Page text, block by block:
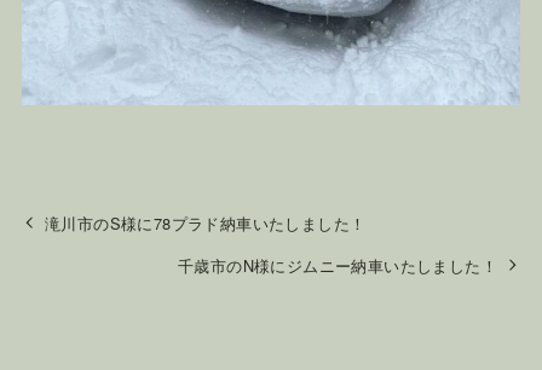
滝川市のS様に78プラド納車いたしました！
千歳市のN様にジムニー納車いたしました！